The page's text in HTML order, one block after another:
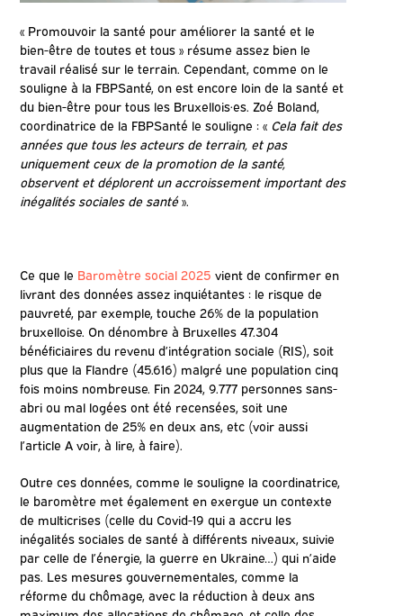
« Promouvoir la santé pour améliorer la santé et le
bien-être de toutes et tous » résume assez bien le
travail réalisé sur le terrain. Cependant, comme on le
souligne à la FBPSanté, on est encore loin de la santé et
du bien-être pour tous les Bruxellois·es. Zoé Boland,
coordinatrice de la FBPSanté le souligne : « Cela fait des
années que tous les acteurs de terrain, et pas
uniquement ceux de la promotion de la santé,
observent et déplorent un accroissement important des
inégalités sociales de santé».
Ce que le Baromètre social 2025 vient de confirmer en
livrant des données assez inquiétantes : le risque de
pauvreté, par exemple, touche 26% de la population
bruxelloise. On dénombre à Bruxelles 47.304
bénéficiaires du revenu d’intégration sociale (RIS), soit
plus que la Flandre (45.616) malgré une population cinq
fois moins nombreuse. Fin 2024, 9.777 personnes sans-
abri ou mal logées ont été recensées, soit une
augmentation de 25% en deux ans, etc (voir aussi
l’article A voir, à lire, à faire).
Outre ces données, comme le souligne la coordinatrice,
le baromètre met également en exergue un contexte
de multicrises (celle du Covid-19 qui a accru les
inégalités sociales de santé à différents niveaux, suivie
par celle de l’énergie, la guerre en Ukraine…) qui n’aide
pas. Les mesures gouvernementales, comme la
réforme du chômage, avec la réduction à deux ans